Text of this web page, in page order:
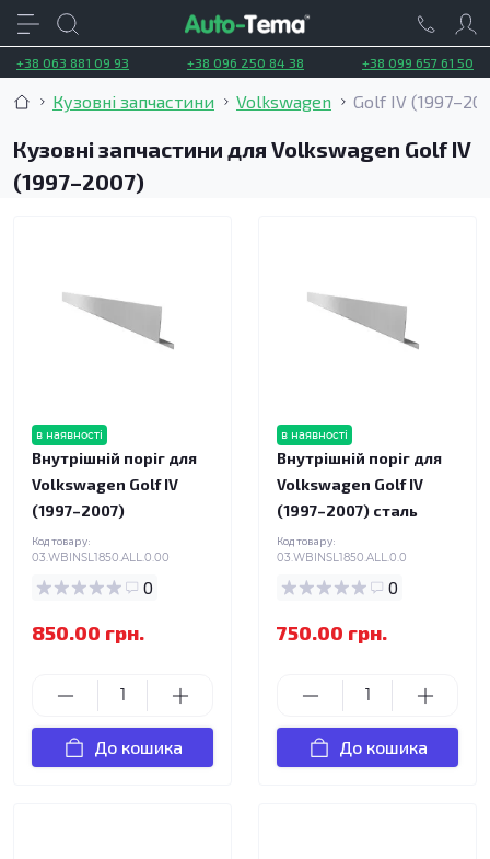
+38 063 881 09 93 +38 096 250 84 38 +38 099 657 61 50
Кузовні запчастини Volkswagen Golf IV
Кузовні запчастини для Volkswagen Golf IV
(1997–2007)
в наявності
Внутрішній поріг для
Volkswagen Golf IV
(1997–2007)
Код товару:
03.WBINSL1850.ALL.0.00
0
850.00 грн.
До кошика
в наявності
Внутрішній поріг для
Volkswagen Golf IV
(1997–2007) сталь
Код товару:
03.WBINSL1850.ALL.0.0
0
750.00 грн.
До кошика